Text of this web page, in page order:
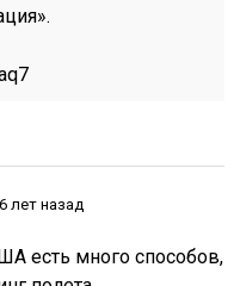
лет назад
есть много способов,